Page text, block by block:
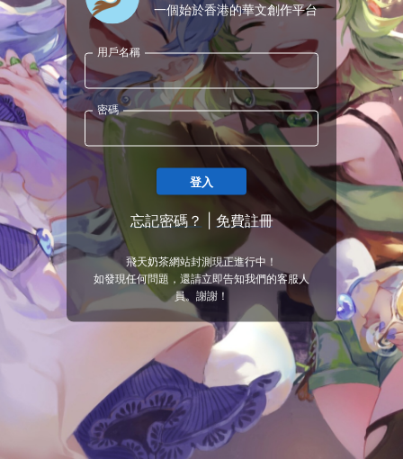
一個始於香港的華文創作平台
用戶名稱
密碼
登入
忘記密碼？ 免費註冊
飛天奶茶網站封測現正進行中！
如發現任何問題，還請立即告知我們的客服人
員。謝謝！